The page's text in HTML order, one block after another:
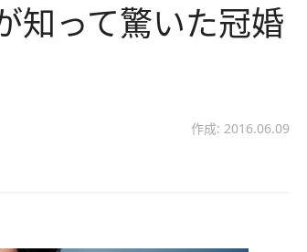
って驚いた冠婚
作成: 2016.06.09